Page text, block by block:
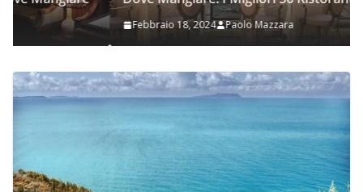
Febbraio 18, 2024 Paolo Mazzara